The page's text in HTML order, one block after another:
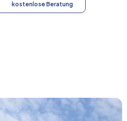
kostenlose Beratung